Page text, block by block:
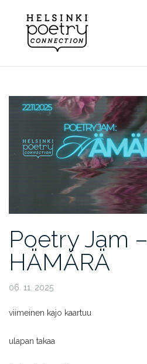
content
Poetry Jam –
HÄMÄRÄ
06. 11. 2025
viimeinen kajo kaartuu
ulapan takaa